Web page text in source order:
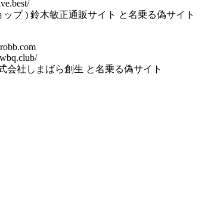
ップ ) 鈴木敏正通販サイト と名乗る偽サイト
会社しまばら創生 と名乗る偽サイト